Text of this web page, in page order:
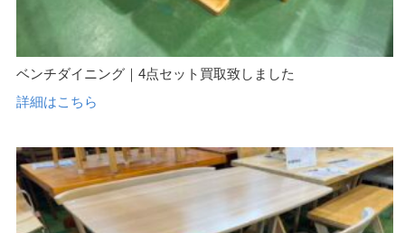
ベンチダイニング｜4点セット買取致しました
詳細はこちら